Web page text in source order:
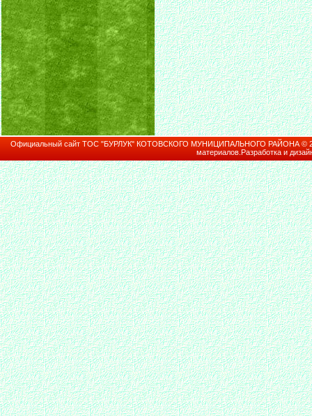
Официальный сайт ТОС "БУРЛУК" КОТОВСКОГО МУНИЦИПАЛЬНОГО РАЙОНА ©
материалов.Разработка и